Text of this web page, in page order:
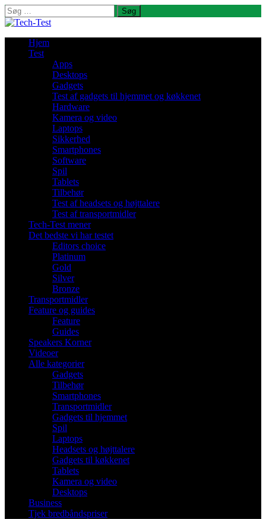
Søg
efter:
Hjem
Test
Apps
Desktops
Gadgets
Test af gadgets til hjemmet og køkkenet
Hardware
Kamera og video
Laptops
Sikkerhed
Smartphones
Software
Spil
Tablets
Tilbehør
Test af headsets og højttalere
Test af transportmidler
Tech-Test mener
Det bedste vi har testet
Editors choice
Platinum
Gold
Silver
Bronze
Transportmidler
Feature og guides
Feature
Guides
Speakers Korner
Videoer
Alle kategorier
Gadgets
Tilbehør
Smartphones
Transportmidler
Gadgets til hjemmet
Spil
Laptops
Headsets og højttalere
Gadgets til køkkenet
Tablets
Kamera og video
Desktops
Business
Tjek bredbåndspriser